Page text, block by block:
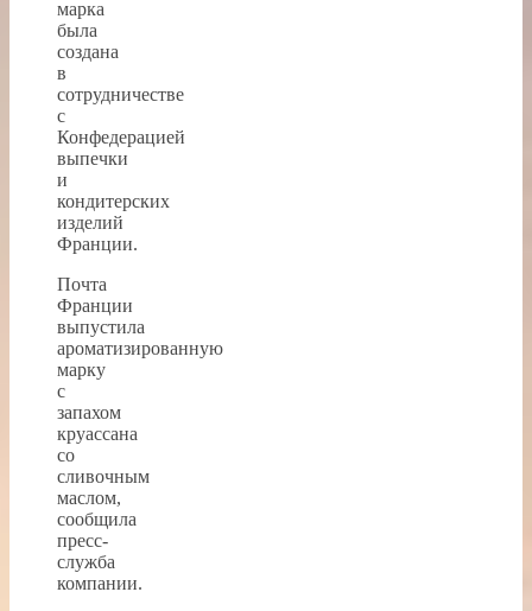
марка
была
создана
в
сотрудничестве
с
Конфедерацией
выпечки
и
кондитерских
изделий
Франции.
Почта
Франции
выпустила
ароматизированную
марку
с
запахом
круассана
со
сливочным
маслом,
сообщила
пресс-
служба
компании.